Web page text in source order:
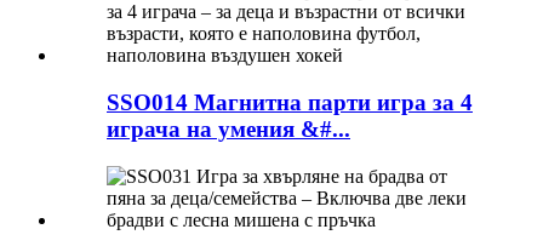
SSO014 Магнитна парти игра за 4
играча на умения &#...